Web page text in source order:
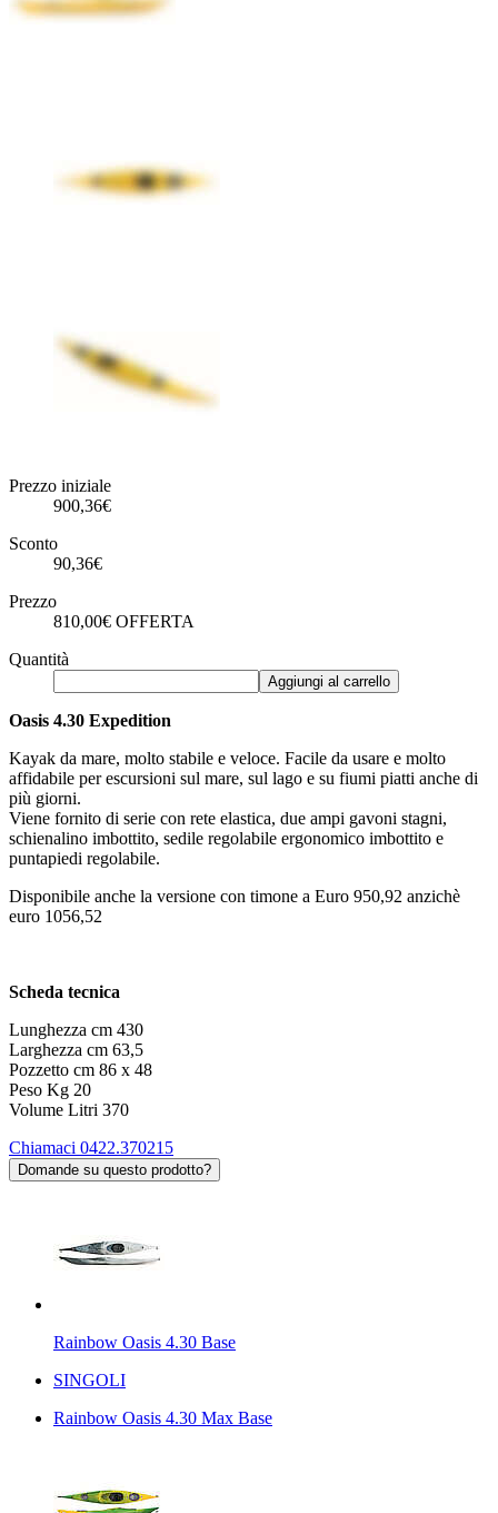
Prezzo iniziale
900,36€
Sconto
90,36€
Prezzo
810,00€ OFFERTA
Quantità
Aggiungi al carrello
Oasis 4.30 Expedition
Kayak da mare, molto stabile e veloce. Facile da usare e molto
affidabile per escursioni sul mare, sul lago e su fiumi piatti anche di
più giorni.
Viene fornito di serie con rete elastica, due ampi gavoni stagni,
schienalino imbottito, sedile regolabile ergonomico imbottito e
puntapiedi regolabile.
Disponibile anche la versione con timone a Euro 950,92 anzichè
euro 1056,52
Scheda tecnica
Lunghezza cm 430
Larghezza cm 63,5
Pozzetto cm 86 x 48
Peso Kg 20
Volume Litri 370
Chiamaci 0422.370215
Domande su questo prodotto?
Rainbow Oasis 4.30 Base
SINGOLI
Rainbow Oasis 4.30 Max Base